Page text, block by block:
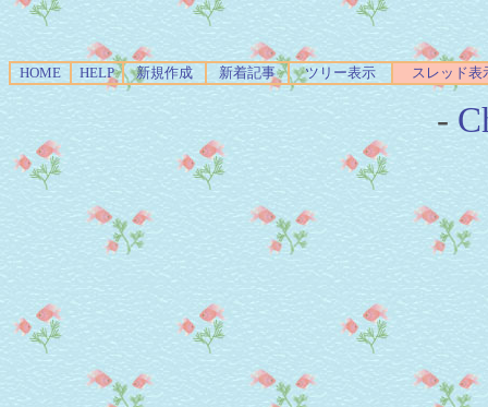
HOME HELP 新規作成 新着記事 ツリー表示 スレッド表
-